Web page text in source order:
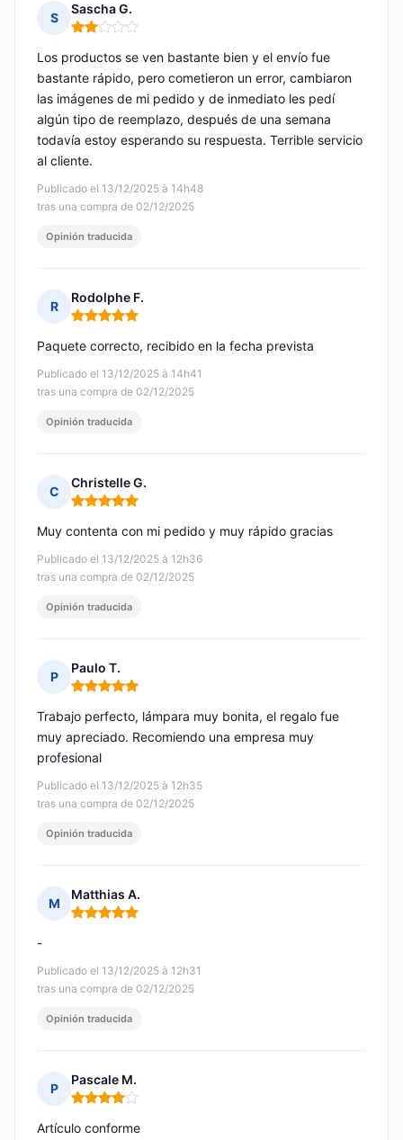
S
Sascha G.
Nota: 2 de 5
Publicado el 13/12/2025 à 14h48
tras una compra de 02/12/2025
Los productos se ven bastante bien y el envío fue
bastante rápido, pero cometieron un error, cambiaron
las imágenes de mi pedido y de inmediato les pedí
algún tipo de reemplazo, después de una semana
todavía estoy esperando su respuesta. Terrible servicio
al cliente.
Opinión traducida
R
Rodolphe F.
Nota: 5 de 5
Publicado el 13/12/2025 à 14h41
tras una compra de 02/12/2025
Paquete correcto, recibido en la fecha prevista
Opinión traducida
C
Christelle G.
Nota: 5 de 5
Publicado el 13/12/2025 à 12h36
tras una compra de 02/12/2025
Muy contenta con mi pedido y muy rápido gracias
Opinión traducida
P
Paulo T.
Nota: 5 de 5
Publicado el 13/12/2025 à 12h35
tras una compra de 02/12/2025
Trabajo perfecto, lámpara muy bonita, el regalo fue
muy apreciado. Recomiendo una empresa muy
profesional
Opinión traducida
M
Matthias A.
Nota: 5 de 5
Publicado el 13/12/2025 à 12h31
tras una compra de 02/12/2025
-
Opinión traducida
P
Pascale M.
Nota: 4 de 5
Artículo conforme